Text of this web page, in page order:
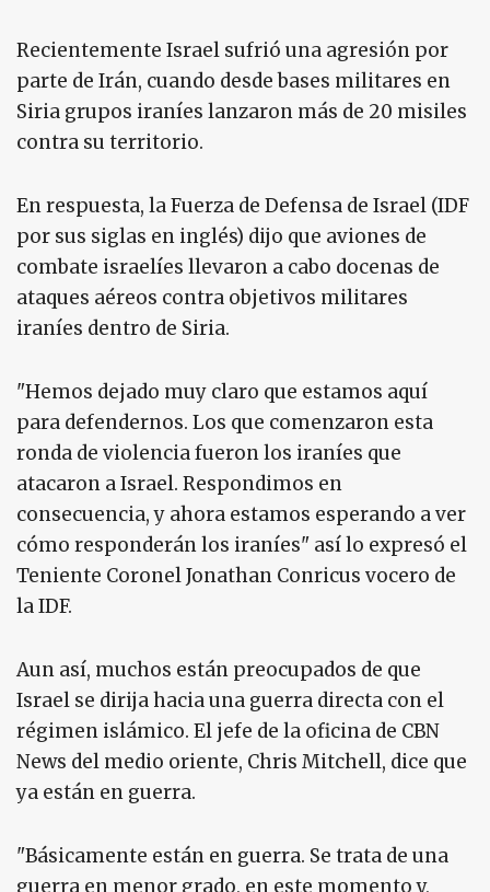
Recientemente Israel sufrió una agresión por
parte de Irán, cuando desde bases militares en
Siria grupos iraníes lanzaron más de 20 misiles
contra su territorio.
En respuesta, la Fuerza de Defensa de Israel (IDF
por sus siglas en inglés) dijo que aviones de
combate israelíes llevaron a cabo docenas de
ataques aéreos contra objetivos militares
iraníes dentro de Siria.
"Hemos dejado muy claro que estamos aquí
para defendernos. Los que comenzaron esta
ronda de violencia fueron los iraníes que
atacaron a Israel. Respondimos en
consecuencia, y ahora estamos esperando a ver
cómo responderán los iraníes" así lo expresó el
Teniente Coronel Jonathan Conricus vocero de
la IDF.
Aun así, muchos están preocupados de que
Israel se dirija hacia una guerra directa con el
régimen islámico. El jefe de la oficina de CBN
News del medio oriente, Chris Mitchell, dice que
ya están en guerra.
"Básicamente están en guerra. Se trata de una
guerra en menor grado, en este momento y,